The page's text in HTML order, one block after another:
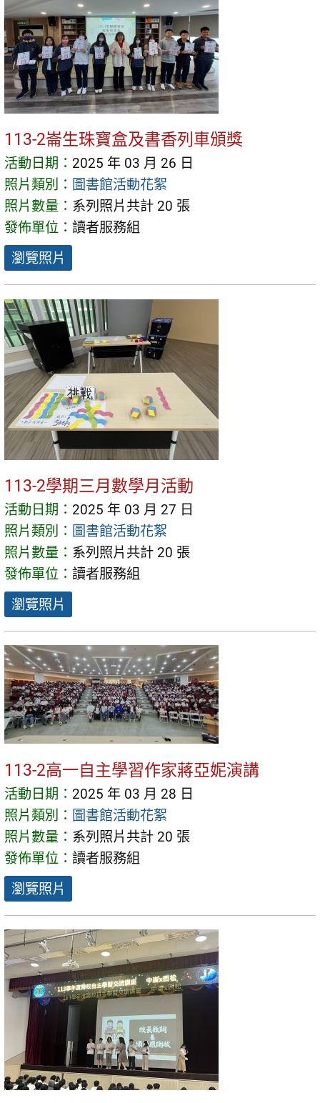
113-2崙生珠寶盒及書香列車頒獎
活動日期： 2025 年 03 月 26 日
照片類別： 圖書館活動花絮
照片數量： 系列照片共計 20 張
發佈單位： 讀者服務組
瀏覽照片
113-2學期三月數學月活動
活動日期： 2025 年 03 月 27 日
照片類別： 圖書館活動花絮
照片數量： 系列照片共計 20 張
發佈單位： 讀者服務組
瀏覽照片
113-2高一自主學習作家蔣亞妮演講
活動日期： 2025 年 03 月 28 日
照片類別： 圖書館活動花絮
照片數量： 系列照片共計 20 張
發佈單位： 讀者服務組
瀏覽照片